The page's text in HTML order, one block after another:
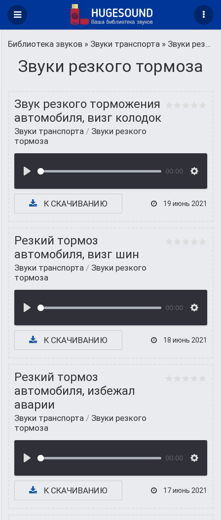
Библиотека звуков » Звуки транспорта » Звуки резкого тормоза
Звуки резкого тормоза
Звук резкого торможения
автомобиля, визг колодок
Звуки транспорта / Звуки резкого
тормоза
00:00
К СКАЧИВАНИЮ 19 июнь 2021
Резкий тормоз
автомобиля, визг шин
Звуки транспорта / Звуки резкого
тормоза
00:00
К СКАЧИВАНИЮ 18 июнь 2021
Резкий тормоз
автомобиля, избежал
аварии
Звуки транспорта / Звуки резкого
тормоза
00:00
К СКАЧИВАНИЮ 17 июнь 2021